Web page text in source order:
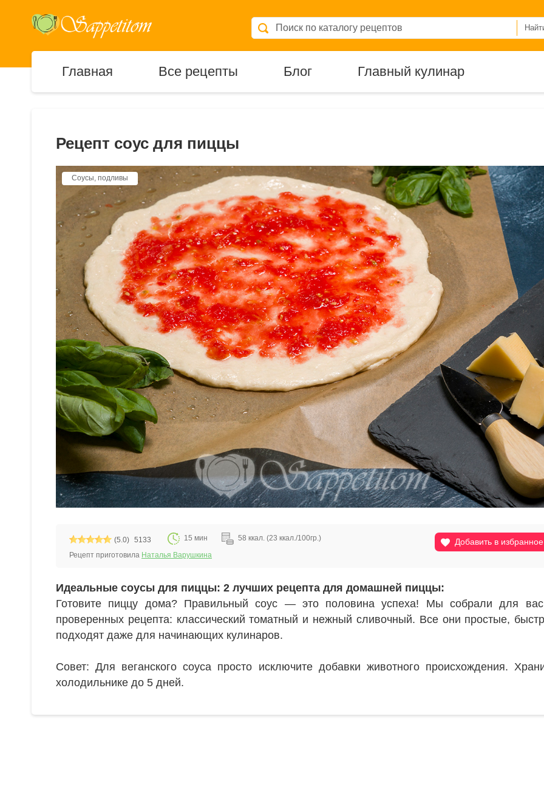
Главная Все рецепты Блог Главный кулинар
Рецепт соус для пиццы
Соусы, подливы
Добавить в избранное
(5.0) 5133 15 мин
58 ккал. (23 ккал./100гр.)
Рецепт приготовила Наталья Варушкина
Идеальные соусы для пиццы: 2 лучших рецепта для домашней пиццы:
Готовите пиццу дома? Правильный соус — это половина успеха! Мы собрали для
проверенных рецепта: классический томатный и нежный сливочный. Все они простые,
подходят даже для начинающих кулинаров.
Совет: Для веганского соуса просто исключите добавки животного происхождения.
холодильнике до 5 дней.